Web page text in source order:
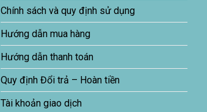
Chính sách và quy định sử dụng
Hướng dẫn mua hàng
Hướng dẫn thanh toán
Quy định Đổi trả – Hoàn tiền
Tài khoản giao dịch